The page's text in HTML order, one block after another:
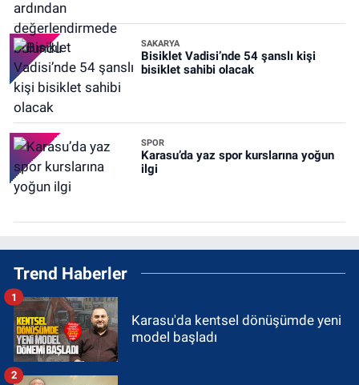
SAKARYA
Bisiklet Vadisi’nde 54 şanslı kişi
bisiklet sahibi olacak
SPOR
Karasu’da yaz spor kurslarına yoğun
ilgi
Trend Haberler
Karasu'da kentsel dönüşümde yeni
model başladı
1
2